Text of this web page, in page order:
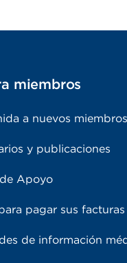
miembros
a nuevos miembros
y publicaciones
Apoyo
pagar sus facturas
de información